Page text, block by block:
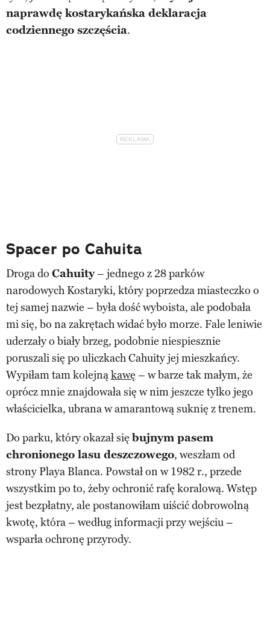
naprawdę kostarykańska deklaracja
codziennego szczęścia.
Spacer po Cahuita
Droga do Cahuity– jednego z 28 parków
narodowych Kostaryki, który poprzedza miasteczko o
tej samej nazwie – była dość wyboista, ale podobała
mi się, bo na zakrętach widać było morze. Fale leniwie
uderzały o biały brzeg, podobnie niespiesznie
poruszali się po uliczkach Cahuity jej mieszkańcy.
Wypiłam tam kolejnąkawę – w barze tak małym, że
oprócz mnie znajdowała się w nim jeszcze tylko jego
właścicielka, ubrana w amarantową suknię z trenem.
Do parku, który okazał siębujnym pasem
chronionego lasu deszczowego, weszłam od
strony Playa Blanca. Powstał on w 1982 r., przede
wszystkim po to, żeby ochronić rafę koralową. Wstęp
jest bezpłatny, ale postanowiłam uiścić dobrowolną
kwotę, która – według informacji przy wejściu –
wsparła ochronę przyrody.